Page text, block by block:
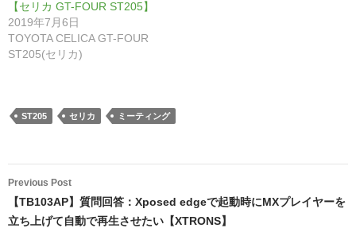
【セリカ GT-FOUR ST205】
2019年7月6日
TOYOTA CELICA GT-FOUR
ST205(セリカ)
ST205 セリカ ミーティング
Post
navigation
Previous Post
【TB103AP】質問回答：Xposed edgeで起動時にMXプレイヤーを
立ち上げて自動で再生させたい【XTRONS】